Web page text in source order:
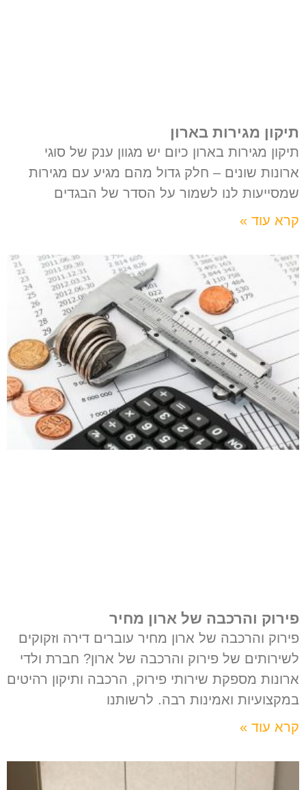
תיקון מגירות בארון
תיקון מגירות בארון כיום יש מגוון ענק של סוגי
ארונות שונים – חלק גדול מהם מגיע עם מגירות
שמסייעות לנו לשמור על הסדר של הבגדים
קרא עוד »
פירוק והרכבה של ארון מחיר
פירוק והרכבה של ארון מחיר עוברים דירה וזקוקים
לשירותים של פירוק והרכבה של ארון? חברת ולדי
ארונות מספקת שירותי פירוק, הרכבה ותיקון רהיטים
במקצועיות ואמינות רבה. לרשותנו
קרא עוד »